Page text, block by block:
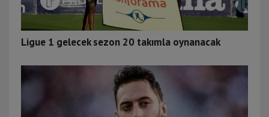
Ligue 1 gelecek sezon 20 takımla oynanacak